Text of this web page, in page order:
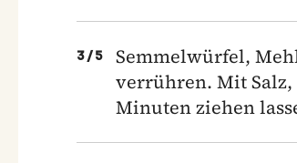
3/5
Semmelwürfel,
verrühren. Mit Salz,
Minuten ziehen